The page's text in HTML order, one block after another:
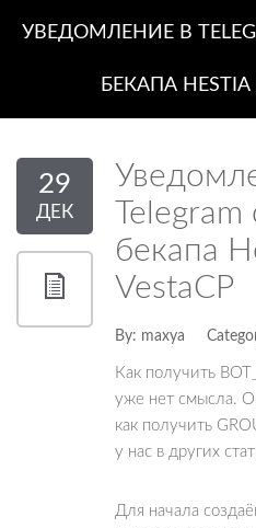
УВЕДОМЛЕНИЕ В
БЕКАПА
29
ДЕК
бекапа
VestaCP
By: maxya
Как получить
уже нет смысла.
как получить
у нас в других
Для начала